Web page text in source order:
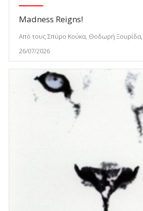
Madness Reigns!
Από τους Σπύρο Κούκα, Θοδωρή
26/07/2026